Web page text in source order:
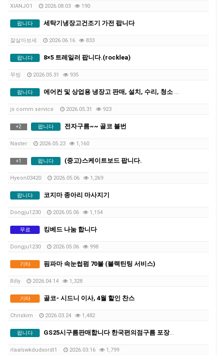
XIANJO1 2026.08.03 190
팝니다 세탁기냉장고건조기 가전 팝니다
잘살아보세 2026.06.16 833
팝니다 8×5 트레일러 팝니다.(rocklea)
무빙 2026.05.31 935
팝니다 에어컨 및 상업용 냉장고 판매, 설치, 수리, 청소 전문 업체입니다.
js comm service 2026.05.31 923
+2 팝니다 전자구름~~ 골코 블번
Naster 2026.05.23 1,160
+1 팝니다 (중고)스케이트보드 팝니다.
Hyeon03420 2026.05.06 1,269
팝니다 코지마 종아리 마사지기
Dongju1230 2026.05.06 1,154
무료 킹베드 나눔 합니다
Dongju1230 2026.05.06 998
기타 핌파마 속눈썹펌 70불 (블랙틴팅 서비스)
Rilly 2026.04.14 1,328
기타 골코- 시드니 이사, 4월 할인 찬스
Chriskim 2026.03.24 1,482
팝니다 GS25시구름판매합니다 한국편의점구름 포장지확인하시면 알아요
rlaalswkdudxordl1 2026.03.16 1,799